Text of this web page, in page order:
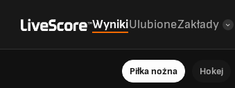
WynikiUlubioneZakłady
Piłka nożna Hokej